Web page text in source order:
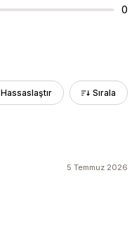
0
Hassaslaştır Sırala
5 Temmuz 2026